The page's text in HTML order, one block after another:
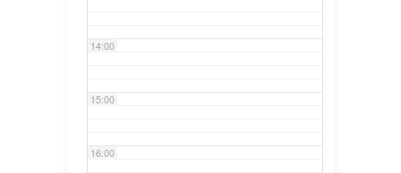
14:00
15:00
16:00